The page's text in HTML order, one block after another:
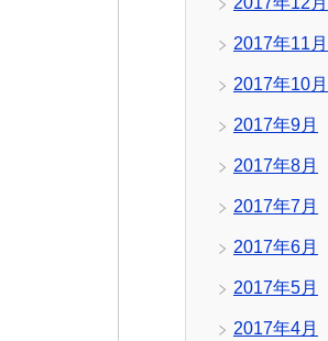
2017年11月
2017年10月
2017年9月
2017年8月
2017年7月
2017年6月
2017年5月
2017年4月